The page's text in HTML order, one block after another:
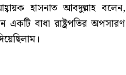
হাসনাত আবদুল্লাহ বলেন,
বাধা রাষ্ট্রপতির অপসারণ